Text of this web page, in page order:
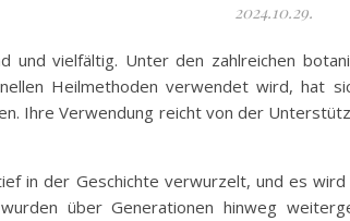
2024.10.29.
und vielfältig. Unter den zahlreichen
Heilmethoden verwendet wird, hat
Ihre Verwendung reicht von der
in der Geschichte verwurzelt, und es
über Generationen hinweg